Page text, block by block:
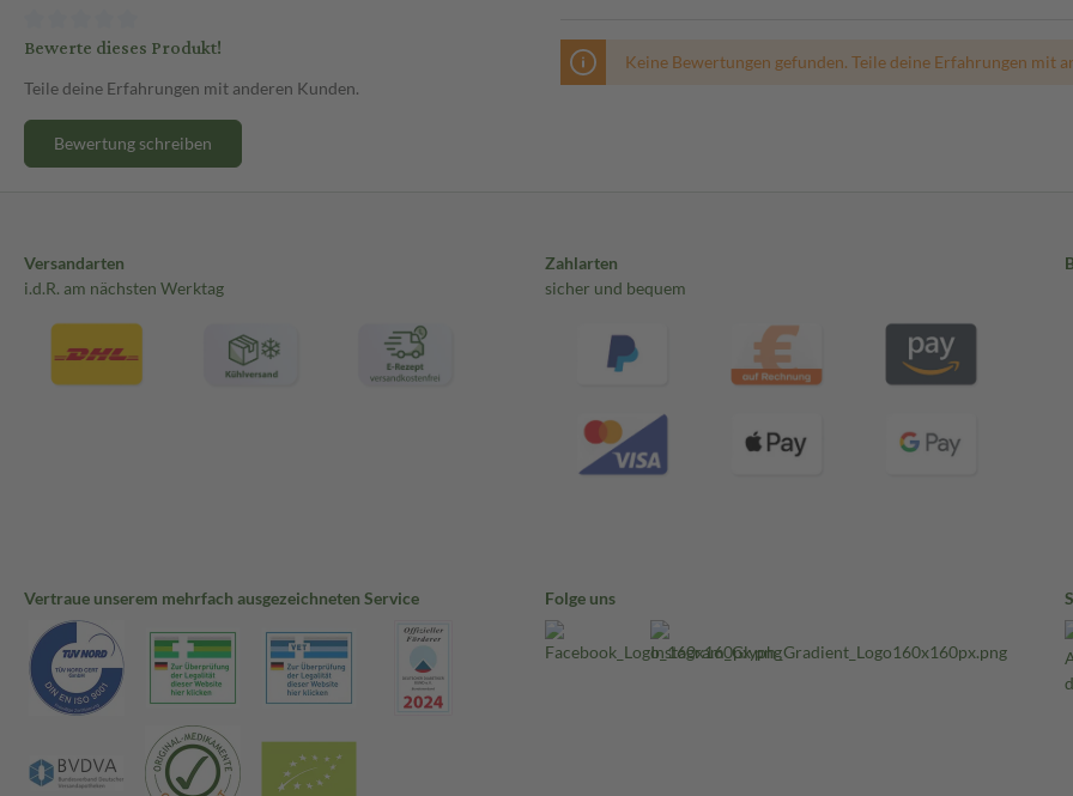
Bewerte dieses Produkt!
Teile deine Erfahrungen mit anderen Kunden.
Bewertung schreiben
Keine Bewertungen gefunden. Teile deine Erfahrungen mit
Versandarten
i.d.R. am nächsten Werktag
Zahlarten
sicher und bequem
Vertraue unserem mehrfach ausgezeichneten Service Folge uns